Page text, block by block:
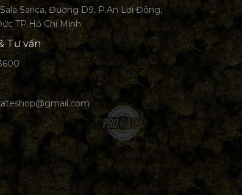
Sarica, Đường D9, P.An Lợi Đông,
TP.Hồ Chí Minh
Tư vấn